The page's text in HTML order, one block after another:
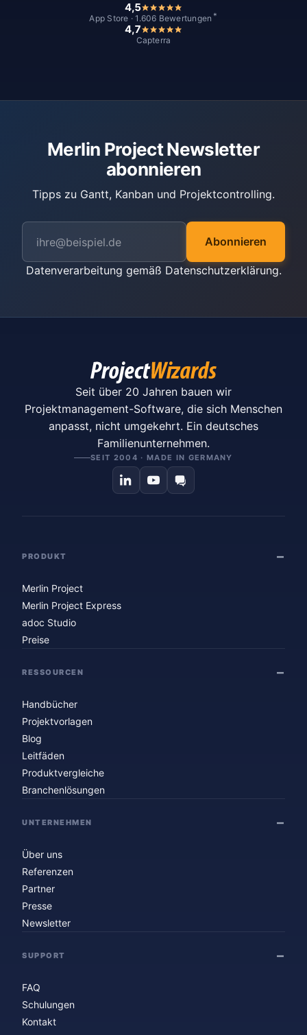
4,5
App Store · 1.606 Bewertungen *
4,7
Capterra
Merlin Project Newsletter
abonnieren
Tipps zu Gantt, Kanban und Projektcontrolling.
Abonnieren
Datenverarbeitung gemäß Datenschutzerklärung.
Seit über 20 Jahren bauen wir
Projektmanagement-Software, die sich Menschen
anpasst, nicht umgekehrt. Ein deutsches
Familienunternehmen.
SEIT 2004 · MADE IN GERMANY
PRODUKT
Merlin Project
Merlin Project Express
adoc Studio
Preise
RESSOURCEN
Handbücher
Projektvorlagen
Blog
Leitfäden
Produktvergleiche
Branchenlösungen
UNTERNEHMEN
Über uns
Referenzen
Partner
Presse
Newsletter
SUPPORT
FAQ
Schulungen
Kontakt